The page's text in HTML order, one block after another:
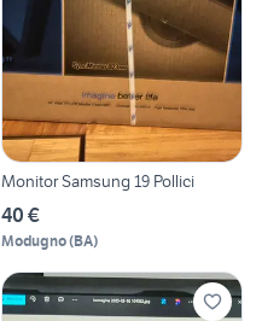
Monitor Samsung 19 Pollici
40 €
Modugno(BA)